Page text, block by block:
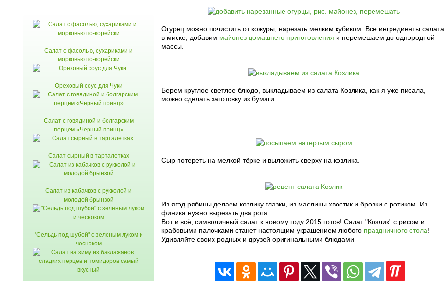
Огурец можно почистить от кожуры, нарезать мелким кубиком. Все ингредиенты салата
в миске, добавим майонез домашнего приготовления и перемешаем до однородной
массы.
Берем круглое светлое блюдо, выкладываем из салата Козлика, как я уже писала,
можно сделать заготовку из бумаги.
Сыр потереть на мелкой тёрке и выложить сверху на козлика.
Из ягод рябины делаем козлику глазки, из маслины хвостик и бровки с ротиком. Из
финика нужно вырезать два рога.
Вот и всё, символичный салат к новому году 2015 готов! Салат "Козлик" с рисом и
крабовыми палочками станет настоящим украшением любого праздничного стола!
Удивляйте своих родных и друзей оригинальными блюдами!
Салат с фасолью, сухариками и
морковью по-корейски
Ореховый соус для Чуки
Салат с говядиной и болгарским
перцем «Черный принц»
Салат сырный в тарталетках
Салат из кабачков с рукколой и
молодой брынзой
"Сельдь под шубой" с зеленым луком и
чесноком